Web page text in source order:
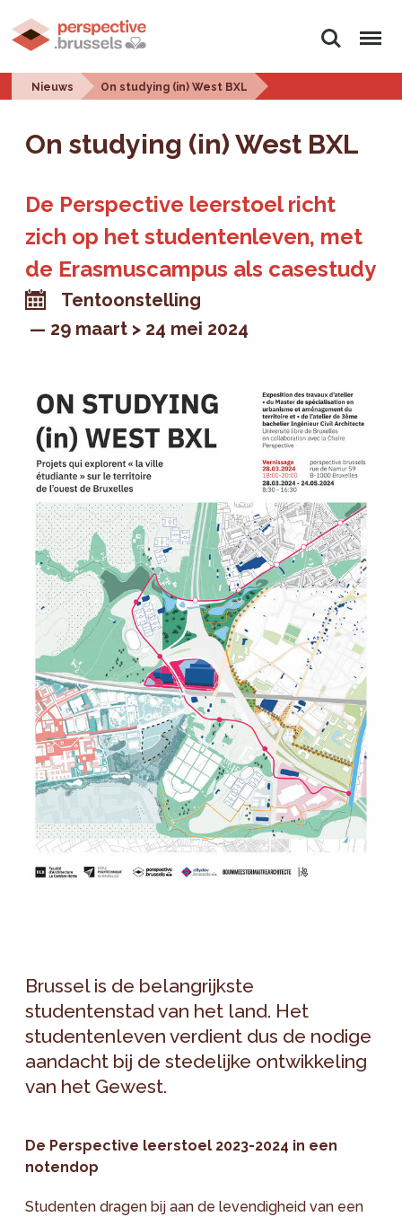
Zoeken Menu
Nieuws On studying (in) West BXL
On studying (in) West BXL
De Perspective leerstoel richt
zich op het studentenleven, met
de Erasmuscampus als casestudy
Tentoonstelling
29 maart > 24 mei 2024
Brussel is de belangrijkste
studentenstad van het land. Het
studentenleven verdient dus de nodige
aandacht bij de stedelijke ontwikkeling
van het Gewest.
De Perspective leerstoel 2023-2024 in een
notendop
Studenten dragen bij aan de levendigheid van een